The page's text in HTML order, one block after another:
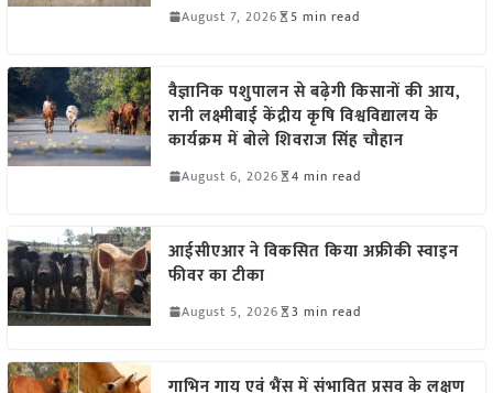
August 7, 2026 5 min read
वैज्ञानिक पशुपालन से बढ़ेगी किसानों की आय,
रानी लक्ष्मीबाई केंद्रीय कृषि विश्वविद्यालय के
कार्यक्रम में बोले शिवराज सिंह चौहान
August 6, 2026 4 min read
आईसीएआर ने विकसित किया अफ्रीकी स्वाइन
फीवर का टीका
August 5, 2026 3 min read
गाभिन गाय एवं भैंस में संभावित प्रसव के लक्षण